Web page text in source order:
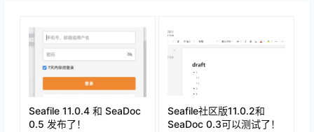
Seafile 11.0.4 和 SeaDoc
0.5 发布了！
Seafile社区版11.0.2和
SeaDoc 0.3可以测试了！